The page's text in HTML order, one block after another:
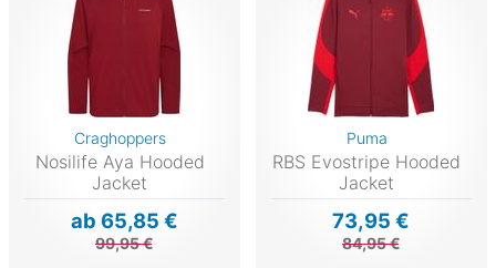
Craghoppers
Nosilife Aya Hooded
Jacket
ab 65,85 €
99,95 €
Puma
RBS Evostripe Hooded
Jacket
73,95 €
84,95 €